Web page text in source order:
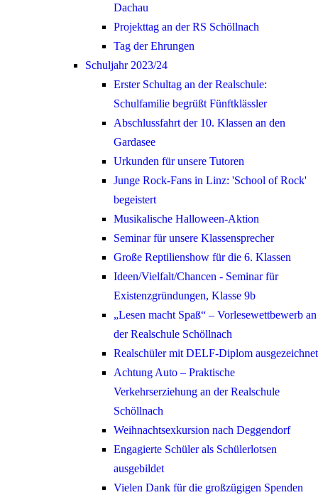
Dachau
Projekttag an der RS Schöllnach
Tag der Ehrungen
Schuljahr 2023/24
Erster Schultag an der Realschule:
Schulfamilie begrüßt Fünftklässler
Abschlussfahrt der 10. Klassen an den
Gardasee
Urkunden für unsere Tutoren
Junge Rock-Fans in Linz: 'School of Rock'
begeistert
Musikalische Halloween-Aktion
Seminar für unsere Klassensprecher
Große Reptilienshow für die 6. Klassen
Ideen/Vielfalt/Chancen - Seminar für
Existenzgründungen, Klasse 9b
„Lesen macht Spaß“ – Vorlesewettbewerb an
der Realschule Schöllnach
Realschüler mit DELF-Diplom ausgezeichnet
Achtung Auto – Praktische
Verkehrserziehung an der Realschule
Schöllnach
Weihnachtsexkursion nach Deggendorf
Engagierte Schüler als Schülerlotsen
ausgebildet
Vielen Dank für die großzügigen Spenden